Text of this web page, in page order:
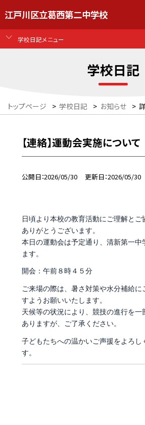
江戸川区立葛西第二中学校
学校日記メニュー
学校日記
トップページ > 学校日記 > お知らせ >
【連絡】運動会実施について
公開日 2026/05/30 更新日 2026/05/30
日頃より本校の教育活動にご理解とご
ありがとうございます。
本日の運動会は予定通り、清新第一中
ます。
開会：午前８時４５分
ご来場の際は、暑さ対策や水分補給に
すようお願いいたします。
天候等の状況により、競技の進行を一
ありますが、ご了承ください。
子どもたちへの温かいご声援をよろし
す。